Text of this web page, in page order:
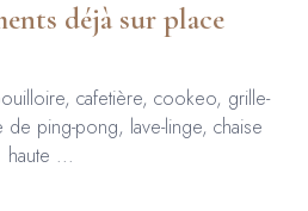
déjà sur place
cafetière, cookeo, grille-
de ping-pong, lave-linge, chaise
haute ...